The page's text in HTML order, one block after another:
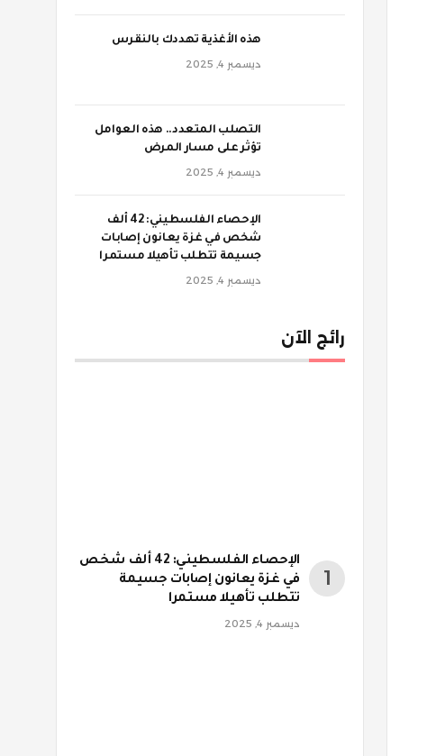
‫هذه الأغذية تهددك بالنقرس
ديسمبر 4, 2025
‫التصلب المتعدد.. هذه العوامل
تؤثر على مسار المرض
ديسمبر 4, 2025
الإحصاء الفلسطيني: 42 ألف
شخص في غزة يعانون إصابات
جسيمة تتطلب تأهيلا مستمرا
ديسمبر 4, 2025
رائج الآن
الإحصاء الفلسطيني: 42 ألف شخص
في غزة يعانون إصابات جسيمة
تتطلب تأهيلا مستمرا
ديسمبر 4, 2025